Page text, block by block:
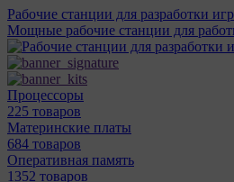
Рабочие станции для разработки игр
Мощные рабочие станции для
Процессоры
225 товаров
Материнcкие платы
684 товаров
Оперативная память
1352 товаров